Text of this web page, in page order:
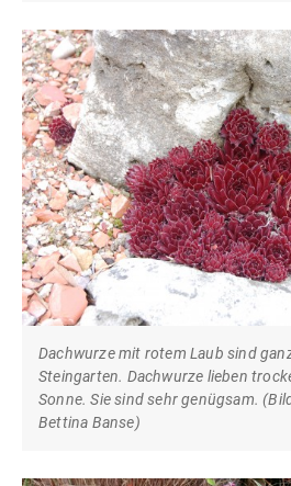
Dachwurze mit rotem Laub sind
Steingarten. Dachwurze lieben
Sonne. Sie sind sehr genügsam.
Bettina Banse)